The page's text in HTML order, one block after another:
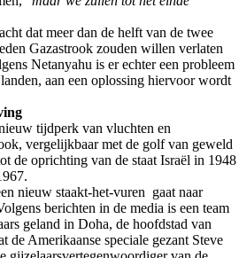
dat meer dan de helft van de twee
Gazastrook zouden willen verlaten
Netanyahu is er echter een probleem
aan een oplossing hiervoor wordt
tijdperk van vluchten en
vergelijkbaar met de golf van geweld
de oprichting van de staat Israël in 1948
nieuw staakt-het-vuren gaat naar
berichten in de media is een team
geland in Doha, de hoofdstad van
de Amerikaanse speciale gezant Steve